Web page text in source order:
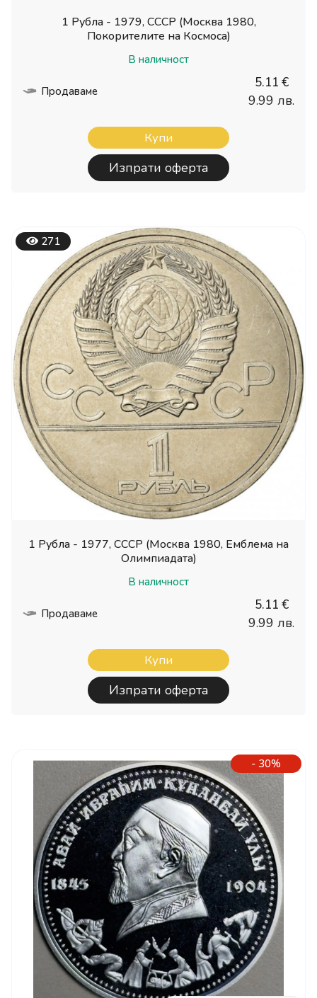
1 Рубла - 1979, СССР (Москва 1980,
Покорителите на Космоса)
В наличност
Продаваме
5.11 €
9.99 лв.
Купи
Изпрати оферта
271
1 Рубла - 1977, СССР (Москва 1980, Емблема на
Олимпиадата)
В наличност
Продаваме
5.11 €
9.99 лв.
Купи
Изпрати оферта
- 30%